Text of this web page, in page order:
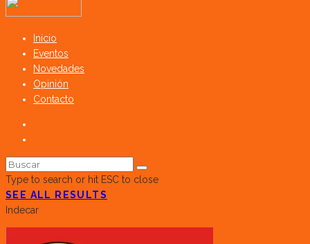
Inicio
Eventos
Novedades
Opinión
Contacto
Type to search or hit ESC to close
SEE ALL RESULTS
Indecar